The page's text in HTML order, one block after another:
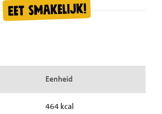
Eenheid
464 kcal